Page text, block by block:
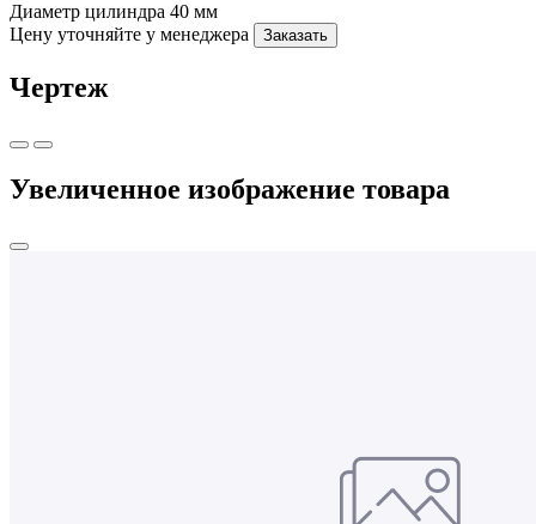
Диаметр цилиндра 40 мм
Цену уточняйте у менеджера
Заказать
Чертеж
Увеличенное изображение товара